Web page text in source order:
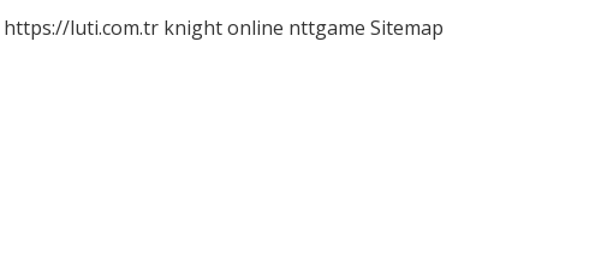
https://luti.com.tr knight online nttgame Sitemap